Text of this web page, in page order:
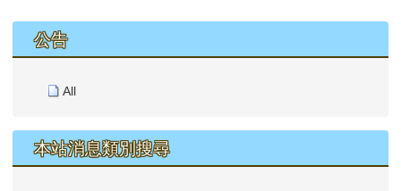
上中區域內容
公告
All
本站消息類別搜尋
頁尾區域